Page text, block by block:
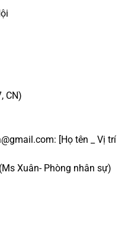
CN)
[Họ tên _ Vị trí
Xuân- Phòng nhân sự)